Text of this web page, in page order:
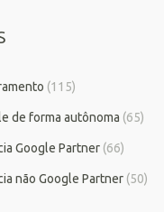
(115)
de forma autônoma (65)
Google Partner (66)
não Google Partner (50)